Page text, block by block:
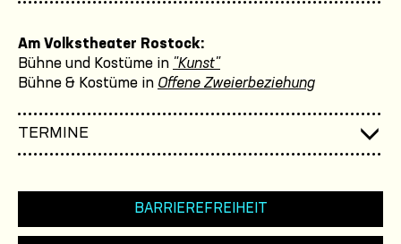
Am Volkstheater Rostock:
Bühne und Kostüme in "Kunst"
Bühne & Kostüme in Offene Zweierbeziehung
TERMINE
BARRIEREFREIHEIT